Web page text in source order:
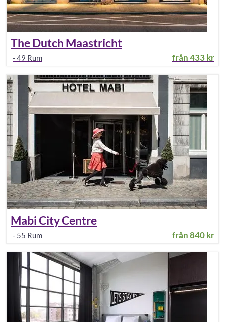
The Dutch Maastricht
-49 Rum från433 kr
Mabi City Centre
- 55 Rum från840 kr